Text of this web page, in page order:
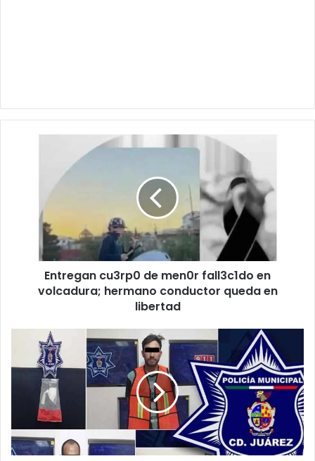
fall3c1do
volcadura;
conductor
Entregan cu3rp0 de men0r fall3c1do en
volcadura; hermano conductor queda en
libertad
presuntos
n4rc0menud1st4s
distintos
puntos
de
Ciudad